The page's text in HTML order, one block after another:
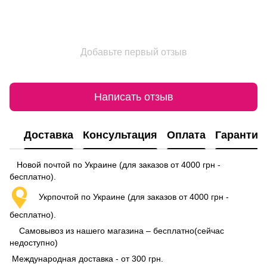
Добавьте первый отзыв
Написать отзыв
Доставка Консультация Оплата Гарантия
Новой почтой по Украине (для заказов от 4000 грн -
бесплатно).
Укрпочтой по Украине (для заказов от 4000 грн -
бесплатно).
Самовывоз из нашего магазина – бесплатно(сейчас
недоступно)
Международная доставка - от 300 грн.